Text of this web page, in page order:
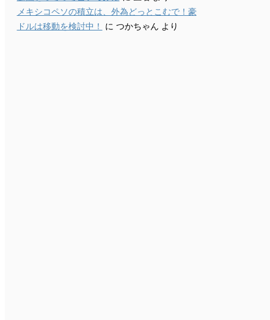
メキシコペソの積立は、外為どっとこむで！豪
ドルは移動を検討中！
に つかちゃん より